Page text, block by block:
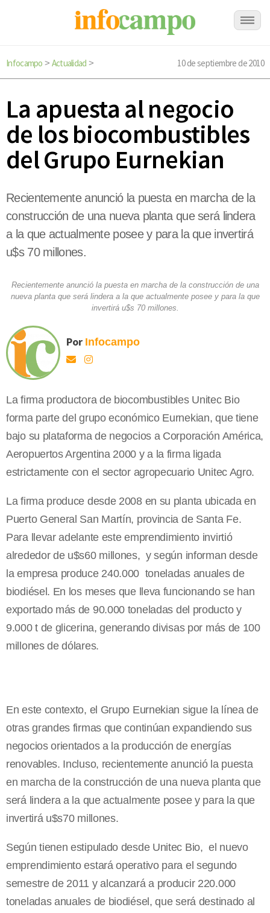
Infocampo > Actualidad > 10 de septiembre de 2010
La apuesta al negocio
de los biocombustibles
del Grupo Eurnekian
Recientemente anunció la puesta en marcha de la
construcción de una nueva planta que será lindera
a la que actualmente posee y para la que invertirá
u$s 70 millones.
Recientemente anunció la puesta en marcha de la construcción de una
nueva planta que será lindera a la que actualmente posee y para la que
invertirá u$s 70 millones.
Por Infocampo
La firma productora de biocombustibles Unitec Bio
forma parte del grupo económico Eurnekian, que tiene
bajo su plataforma de negocios a Corporación América,
Aeropuertos Argentina 2000 y a la firma ligada
estrictamente con el sector agropecuario Unitec Agro.
La firma produce desde 2008 en su planta ubicada en
Puerto General San Martín, provincia de Santa Fe.
Para llevar adelante este emprendimiento invirtió
alrededor de u$s60 millones, y según informan desde
la empresa produce 240.000 toneladas anuales de
biodiésel. En los meses que lleva funcionando se han
exportado más de 90.000 toneladas del producto y
9.000 t de glicerina, generando divisas por más de 100
millones de dólares.
En este contexto, el Grupo Eurnekian sigue la línea de
otras grandes firmas que continúan expandiendo sus
negocios orientados a la producción de energías
renovables. Incluso, recientemente anunció la puesta
en marcha de la construcción de una nueva planta que
será lindera a la que actualmente posee y para la que
invertirá u$s70 millones.
Según tienen estipulado desde Unitec Bio, el nuevo
emprendimiento estará operativo para el segundo
semestre de 2011 y alcanzará a producir 220.000
toneladas anuales de biodiésel, que será destinado al